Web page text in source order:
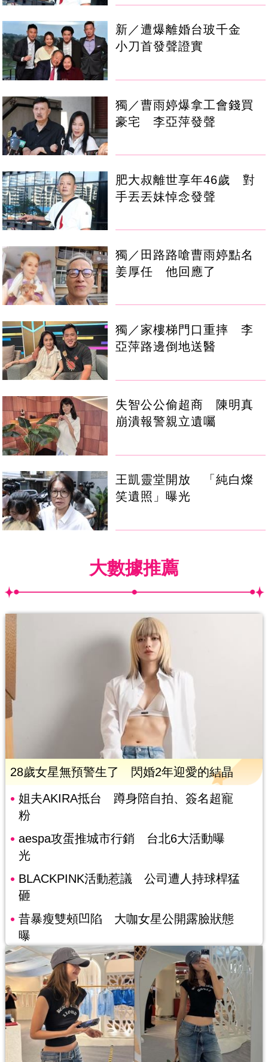
新／遭爆離婚台玻千金
小刀首發聲證實
獨／曹雨婷爆拿工會錢買
豪宅 李亞萍發聲
肥大叔離世享年46歲 對
手丟丟妹悼念發聲
獨／田路路嗆曹雨婷點名
姜厚任 他回應了
獨／家樓梯門口重摔 李
亞萍路邊倒地送醫
失智公公偷超商 陳明真
崩潰報警親立遺囑
王凱靈堂開放 「純白燦
笑遺照」曝光
大數據推薦
28歲女星無預警生了 閃婚2年迎愛的結晶
姐夫AKIRA抵台 蹲身陪自拍、簽名超寵
粉
aespa攻蛋推城市行銷 台北6大活動曝
光
BLACKPINK活動惹議 公司遭人持球桿猛
砸
昔暴瘦雙頰凹陷 大咖女星公開露臉狀態
曝